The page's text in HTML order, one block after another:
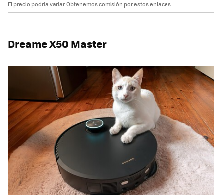
El precio podría variar. Obtenemos comisión por estos enlaces
Dreame X50 Master